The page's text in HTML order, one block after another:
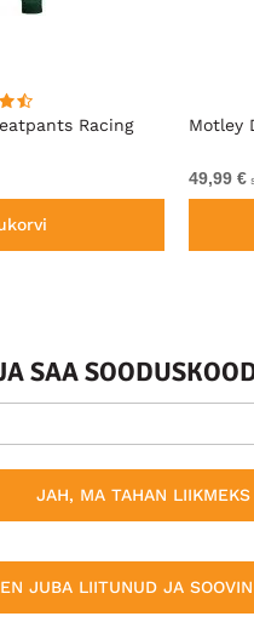
Racing
Motley
49,99 €
SAA
JAH, MA TAHAN LIIKMEKS
JUBA LIITUNUD JA